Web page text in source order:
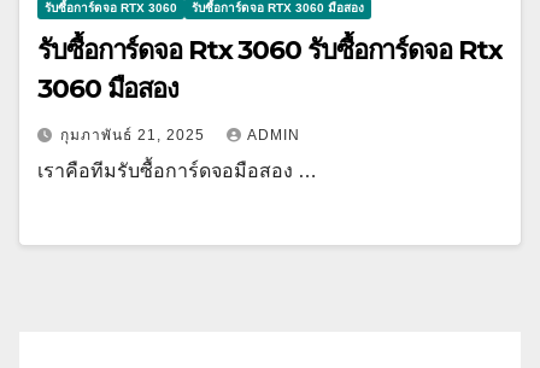
รับซื้อการ์ดจอ RTX 3060 รับซื้อการ์ดจอ RTX 3060 มือสอง
รับซื้อการ์ดจอ Rtx 3060 รับซื้อการ์ดจอ Rtx
3060 มือสอง
กุมภาพันธ์ 21, 2025 ADMIN
เราคือทีมรับซื้อการ์ดจอมือสอง …